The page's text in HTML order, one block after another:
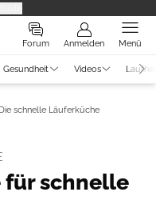
Forum Anmelden Menü
Gesundheit Videos
Die schnelle Läuferküche
für schnelle